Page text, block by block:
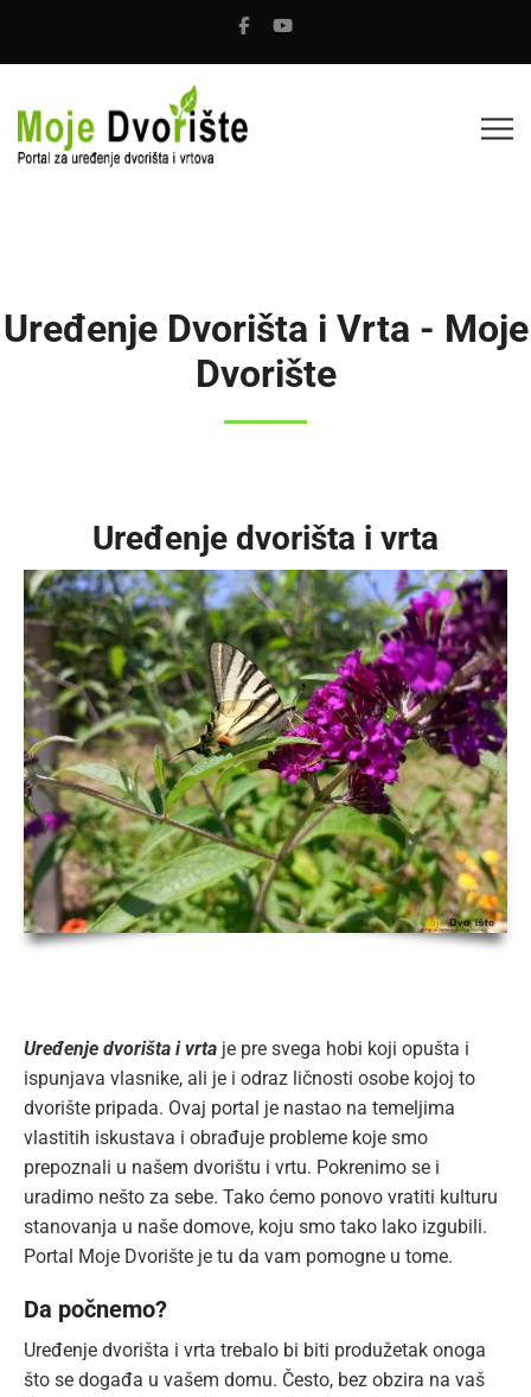
Uređenje Dvorišta i Vrta - Moje
Dvorište
Uređenje dvorišta i vrta
Uređenje dvorišta i vrta je pre svega hobi koji opušta i
ispunjava vlasnike, ali je i odraz ličnosti osobe kojoj to
dvorište pripada. Ovaj portal je nastao na temeljima
vlastitih iskustava i obrađuje probleme koje smo
prepoznali u našem dvorištu i vrtu. Pokrenimo se i
uradimo nešto za sebe. Tako ćemo ponovo vratiti kulturu
stanovanja u naše domove, koju smo tako lako izgubili.
Portal Moje Dvorište je tu da vam pomogne u tome.
Da počnemo?
Uređenje dvorišta i vrta trebalo bi biti produžetak onoga
što se događa u vašem domu. Često, bez obzira na vaš